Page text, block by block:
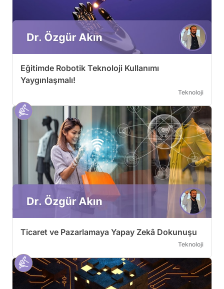
Eğitimde Robotik Teknoloji Kullanımı
Yaygınlaşmalı!
Teknoloji
Ticaret ve Pazarlamaya Yapay Zekâ Dokunuşu
Teknoloji